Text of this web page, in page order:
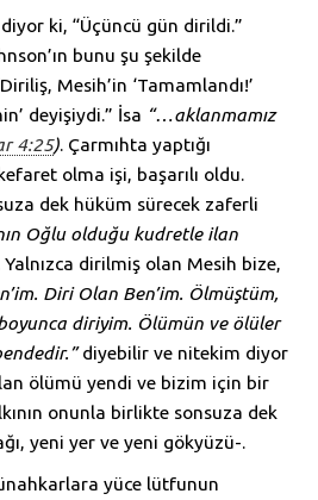
ki, “Üçüncü gün dirildi.”
bunu şu şekilde
Mesih’in ‘Tamamlandı!’
deyişiydi.” İsa “…aklanmamız
4:25). Çarmıhta yaptığı
olma işi, başarılı oldu.
dek hüküm sürecek zaferli
Oğlu olduğu kudretle ilan
Yalnızca dirilmiş olan Mesih bize,
Diri Olan Ben’im. Ölmüştüm,
diriyim. Ölümün ve ölüler
diyebilir ve nitekim diyor
ölümü yendi ve bizim için bir
onunla birlikte sonsuza dek
yeni yer ve yeni gökyüzü-.
yüce lütfunun